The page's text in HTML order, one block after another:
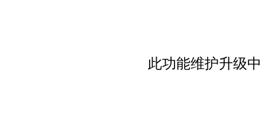
此功能维护升级